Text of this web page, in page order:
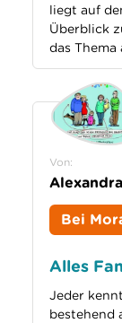
liegt auf
Überblick
das Thema
Von:
Bei
Alles
Jeder
bestehend